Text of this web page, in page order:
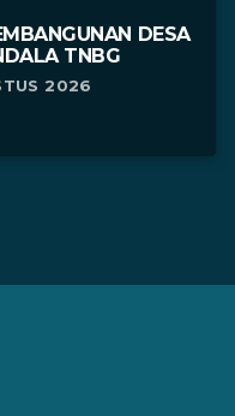
DESA
TNBG
2026